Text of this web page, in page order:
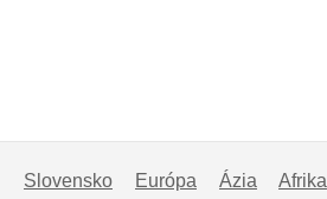
Slovensko Európa Ázia Afrika